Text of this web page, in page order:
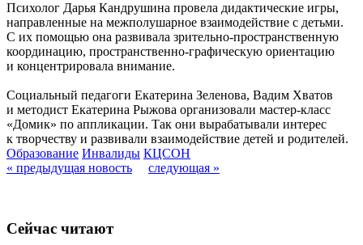
Психолог Дарья Кандрушина провела дидактические игры,
направленные на межполушарное взаимодействие с детьми.
С их помощью она развивала зрительно-пространственную
координацию, пространственно-графическую ориентацию
и концентрировала внимание.
Социальный педагоги Екатерина Зеленова, Вадим Хватов
и методист Екатерина Рыжова организовали мастер-класс
«Домик» по аппликации. Так они вырабатывали интерес
к творчеству и развивали взаимодействие детей и родителей.
Образование Инвалиды КЦСОН
« предыдущая новость
следующая »
Сейчас читают